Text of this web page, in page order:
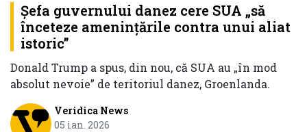
Șefa guvernului danez cere SUA „să
înceteze amenințările contra unui aliat
istoric”
Donald Trump a spus, din nou, că SUA au „în mod
absolut nevoie” de teritoriul danez, Groenlanda.
Veridica News
05 ian. 2026